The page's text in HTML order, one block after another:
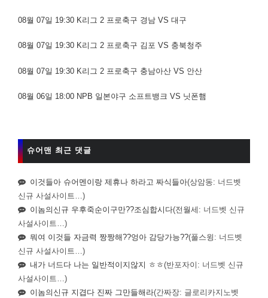
08월 07일 19:30 K리그 2 프로축구 경남 VS 대구
08월 07일 19:30 K리그 2 프로축구 김포 VS 충북청주
08월 07일 19:30 K리그 2 프로축구 충남아산 VS 안산
08월 06일 18:00 NPB 일본야구 소프트뱅크 VS 닛폰햄
슈어맨 최근 댓글
이것들아 슈어멘이랑 제휴나 하라고 짜식들아(상암동: 너드벳
신규 사설사이트…)
이놈의신규 우후죽순이구만??조심합시다(전월세: 너드벳 신규
사설사이트…)
뭐여 이것들 자금력 짱짱해??엉아 감당가능??(풀스윙: 너드벳
신규 사설사이트…)
내가 너드다 나는 일반적이지않지 ㅎㅎ(반포자이: 너드벳 신규
사설사이트…)
이놈의신규 지겹다 진짜 그만들해라(간짜장: 글로리카지노벳